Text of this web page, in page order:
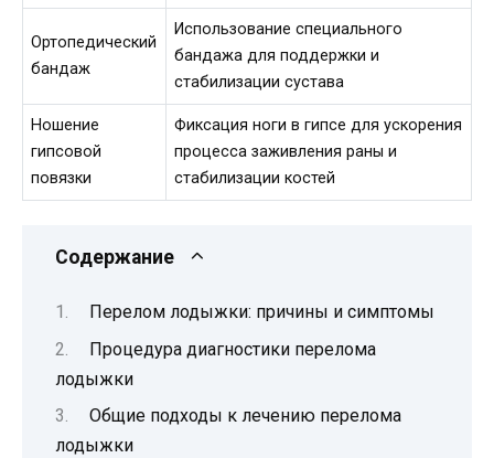
Ортопедический
бандаж
Использование специального
бандажа для поддержки и
стабилизации сустава
Ношение
гипсовой
повязки
Фиксация ноги в гипсе для ускорения
процесса заживления раны и
стабилизации костей
Содержание
Перелом лодыжки: причины и симптомы
Процедура диагностики перелома
лодыжки
Общие подходы к лечению перелома
лодыжки